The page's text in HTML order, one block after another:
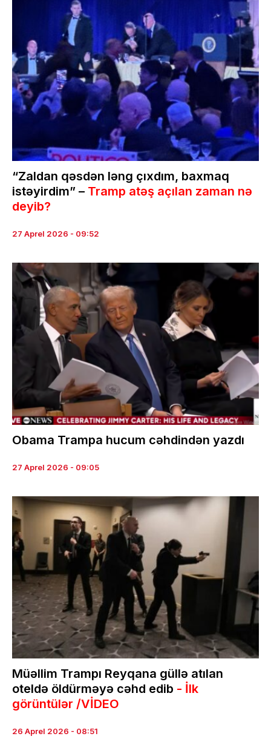
“Zaldan qəsdən ləng çıxdım, baxmaq
istəyirdim” – Tramp atəş açılan zaman nə
deyib?
27 Aprel 2026 - 09:52
Obama Trampa hucum cəhdindən yazdı
27 Aprel 2026 - 09:05
Müəllim Trampı Reyqana güllə atılan
oteldə öldürməyə cəhd edib - İlk
görüntülər /VİDEO
26 Aprel 2026 - 08:51